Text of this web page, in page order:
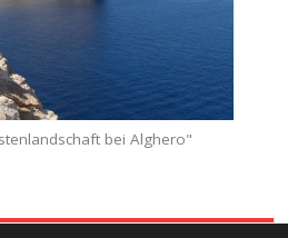
bei Alghero"